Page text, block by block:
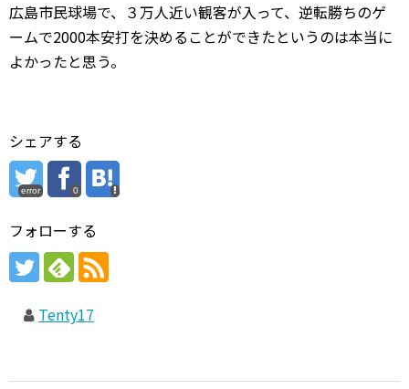
広島市民球場で、３万人近い観客が入って、逆転勝ちのゲ
ームで2000本安打を決めることができたというのは本当に
よかったと思う。
シェアする
error 0
フォローする
Tenty17